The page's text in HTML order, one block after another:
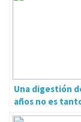
Una digestión
años no es
tiempo.